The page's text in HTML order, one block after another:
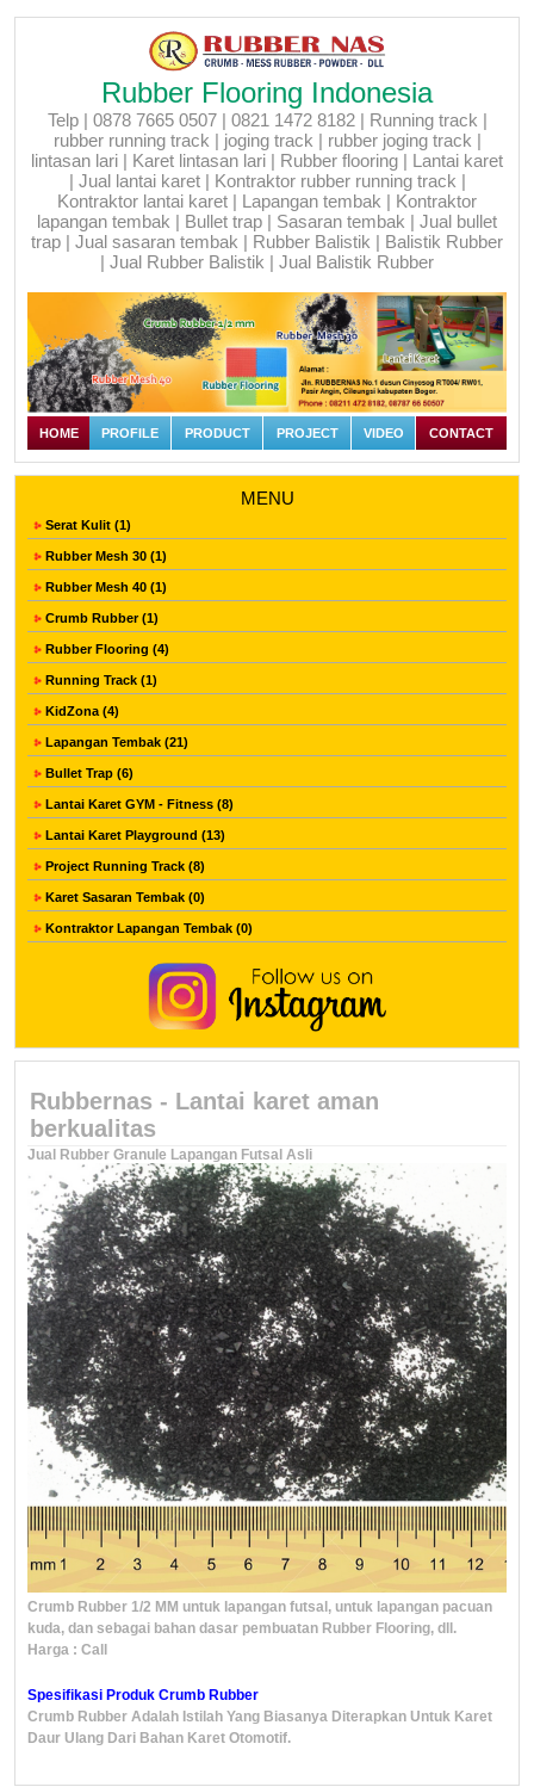
Rubber Flooring Indonesia
Telp | 0878 7665 0507 | 0821 1472 8182 | Running track |
rubber running track | joging track | rubber joging track |
lintasan lari | Karet lintasan lari | Rubber flooring | Lantai karet
| Jual lantai karet | Kontraktor rubber running track |
Kontraktor lantai karet | Lapangan tembak | Kontraktor
lapangan tembak | Bullet trap | Sasaran tembak | Jual bullet
trap | Jual sasaran tembak | Rubber Balistik | Balistik Rubber
| Jual Rubber Balistik | Jual Balistik Rubber
HOME PROFILE PRODUCT PROJECT VIDEO CONTACT
MENU
Serat Kulit (1)
Rubber Mesh 30 (1)
Rubber Mesh 40 (1)
Crumb Rubber (1)
Rubber Flooring (4)
Running Track (1)
KidZona (4)
Lapangan Tembak (21)
Bullet Trap (6)
Lantai Karet GYM - Fitness (8)
Lantai Karet Playground (13)
Project Running Track (8)
Karet Sasaran Tembak (0)
Kontraktor Lapangan Tembak (0)
Rubbernas - Lantai karet aman
berkualitas
Jual Rubber Granule Lapangan Futsal Asli
Crumb Rubber 1/2 MM untuk lapangan futsal, untuk lapangan pacuan
kuda, dan sebagai bahan dasar pembuatan Rubber Flooring, dll.
Harga : Call
Spesifikasi Produk Crumb Rubber
Crumb Rubber Adalah Istilah Yang Biasanya Diterapkan Untuk Karet
Daur Ulang Dari Bahan Karet Otomotif.